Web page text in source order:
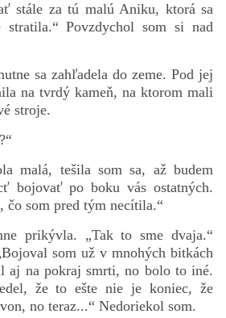
stále za tú malú Aniku, ktorá sa
Povzdychol som si nad
sa zahľadela do zeme. Pod jej
na tvrdý kameň, na ktorom mali
stroje.
malá, tešila som sa, až budem
bojovať po boku vás ostatných.
čo som pred tým necítila.“
prikývla. „Tak to sme dvaja.“
som už v mnohých bitkách
aj na pokraj smrti, no bolo to iné.
že to ešte nie je koniec, že
no teraz...“ Nedoriekol som.